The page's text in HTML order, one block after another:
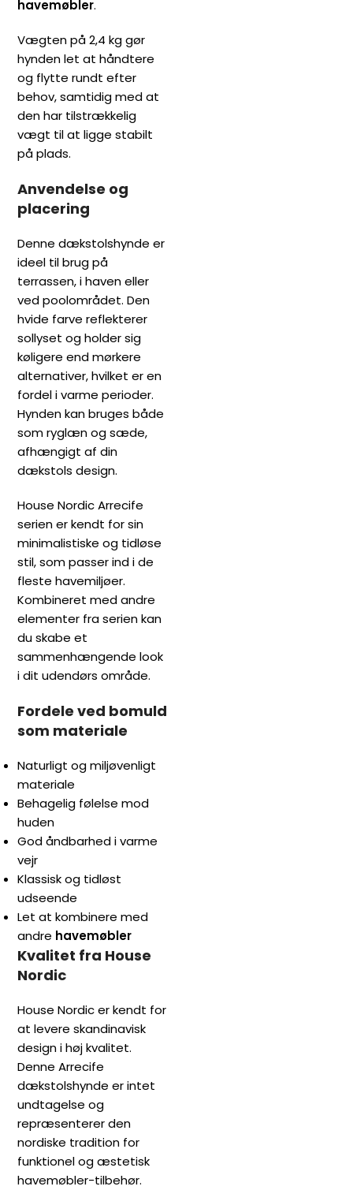
havemøbler.
Vægten på 2,4 kg gør
hynden let at håndtere
og flytte rundt efter
behov, samtidig med at
den har tilstrækkelig
vægt til at ligge stabilt
på plads.
Anvendelse og
placering
Denne dækstolshynde er
ideel til brug på
terrassen, i haven eller
ved poolområdet. Den
hvide farve reflekterer
sollyset og holder sig
køligere end mørkere
alternativer, hvilket er en
fordel i varme perioder.
Hynden kan bruges både
som ryglæn og sæde,
afhængigt af din
dækstols design.
House Nordic Arrecife
serien er kendt for sin
minimalistiske og tidløse
stil, som passer ind i de
fleste havemiljøer.
Kombineret med andre
elementer fra serien kan
du skabe et
sammenhængende look
i dit udendørs område.
Fordele ved bomuld
som materiale
Naturligt og miljøvenligt
materiale
Behagelig følelse mod
huden
God åndbarhed i varme
vejr
Klassisk og tidløst
udseende
Let at kombinere med
andre havemøbler
Kvalitet fra House
Nordic
House Nordic er kendt for
at levere skandinavisk
design i høj kvalitet.
Denne Arrecife
dækstolshynde er intet
undtagelse og
repræsenterer den
nordiske tradition for
funktionel og æstetisk
havemøbler-tilbehør.